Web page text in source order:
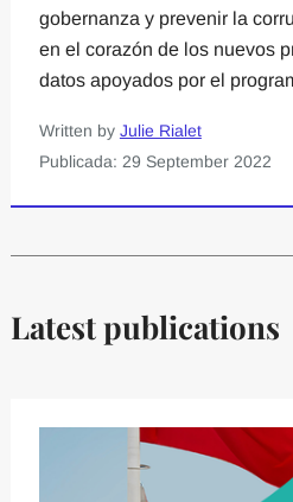
gobernanza y prevenir la
en el corazón de los nuevos
datos apoyados por el
Written by Julie Rialet
Publicada: 29 September 2022
Latest publications